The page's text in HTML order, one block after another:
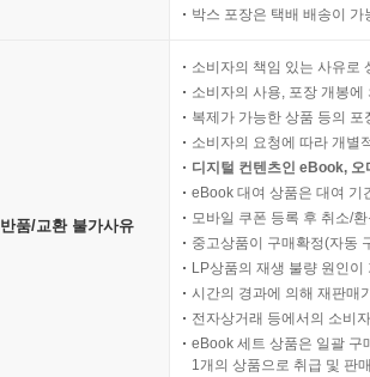
박스 포장은 택배 배송이
반품/교환 불가사유
소비자의 책임 있는 사유로
소비자의 사용, 포장 개봉
복제가 가능한 상품 등의
소비자의 요청에 따라 개별
디지털 컨텐츠인 eBook,
eBook 대여 상품은 대여 기
모바일 쿠폰 등록 후 취소/
중고상품이 구매확정(자동
LP상품의 재생 불량 원인
시간의 경과에 의해 재판매
전자상거래 등에서의 소비
eBook 세트 상품은 일괄 구
1개의 상품으로 취급 및 판